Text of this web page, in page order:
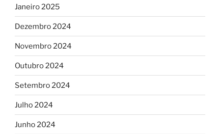
Janeiro 2025
Dezembro 2024
Novembro 2024
Outubro 2024
Setembro 2024
Julho 2024
Junho 2024